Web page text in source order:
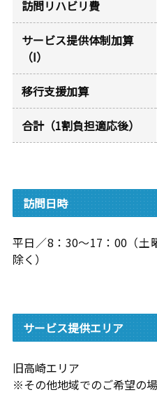
訪問リハビリ費
サービス提供体制加算
（Ⅰ）
移行支援加算
合計（1割負担適応後）
訪問日時
平日／8：30～17：00（土
除く）
サービス提供エリア
旧高崎エリア
※その他地域でのご希望の